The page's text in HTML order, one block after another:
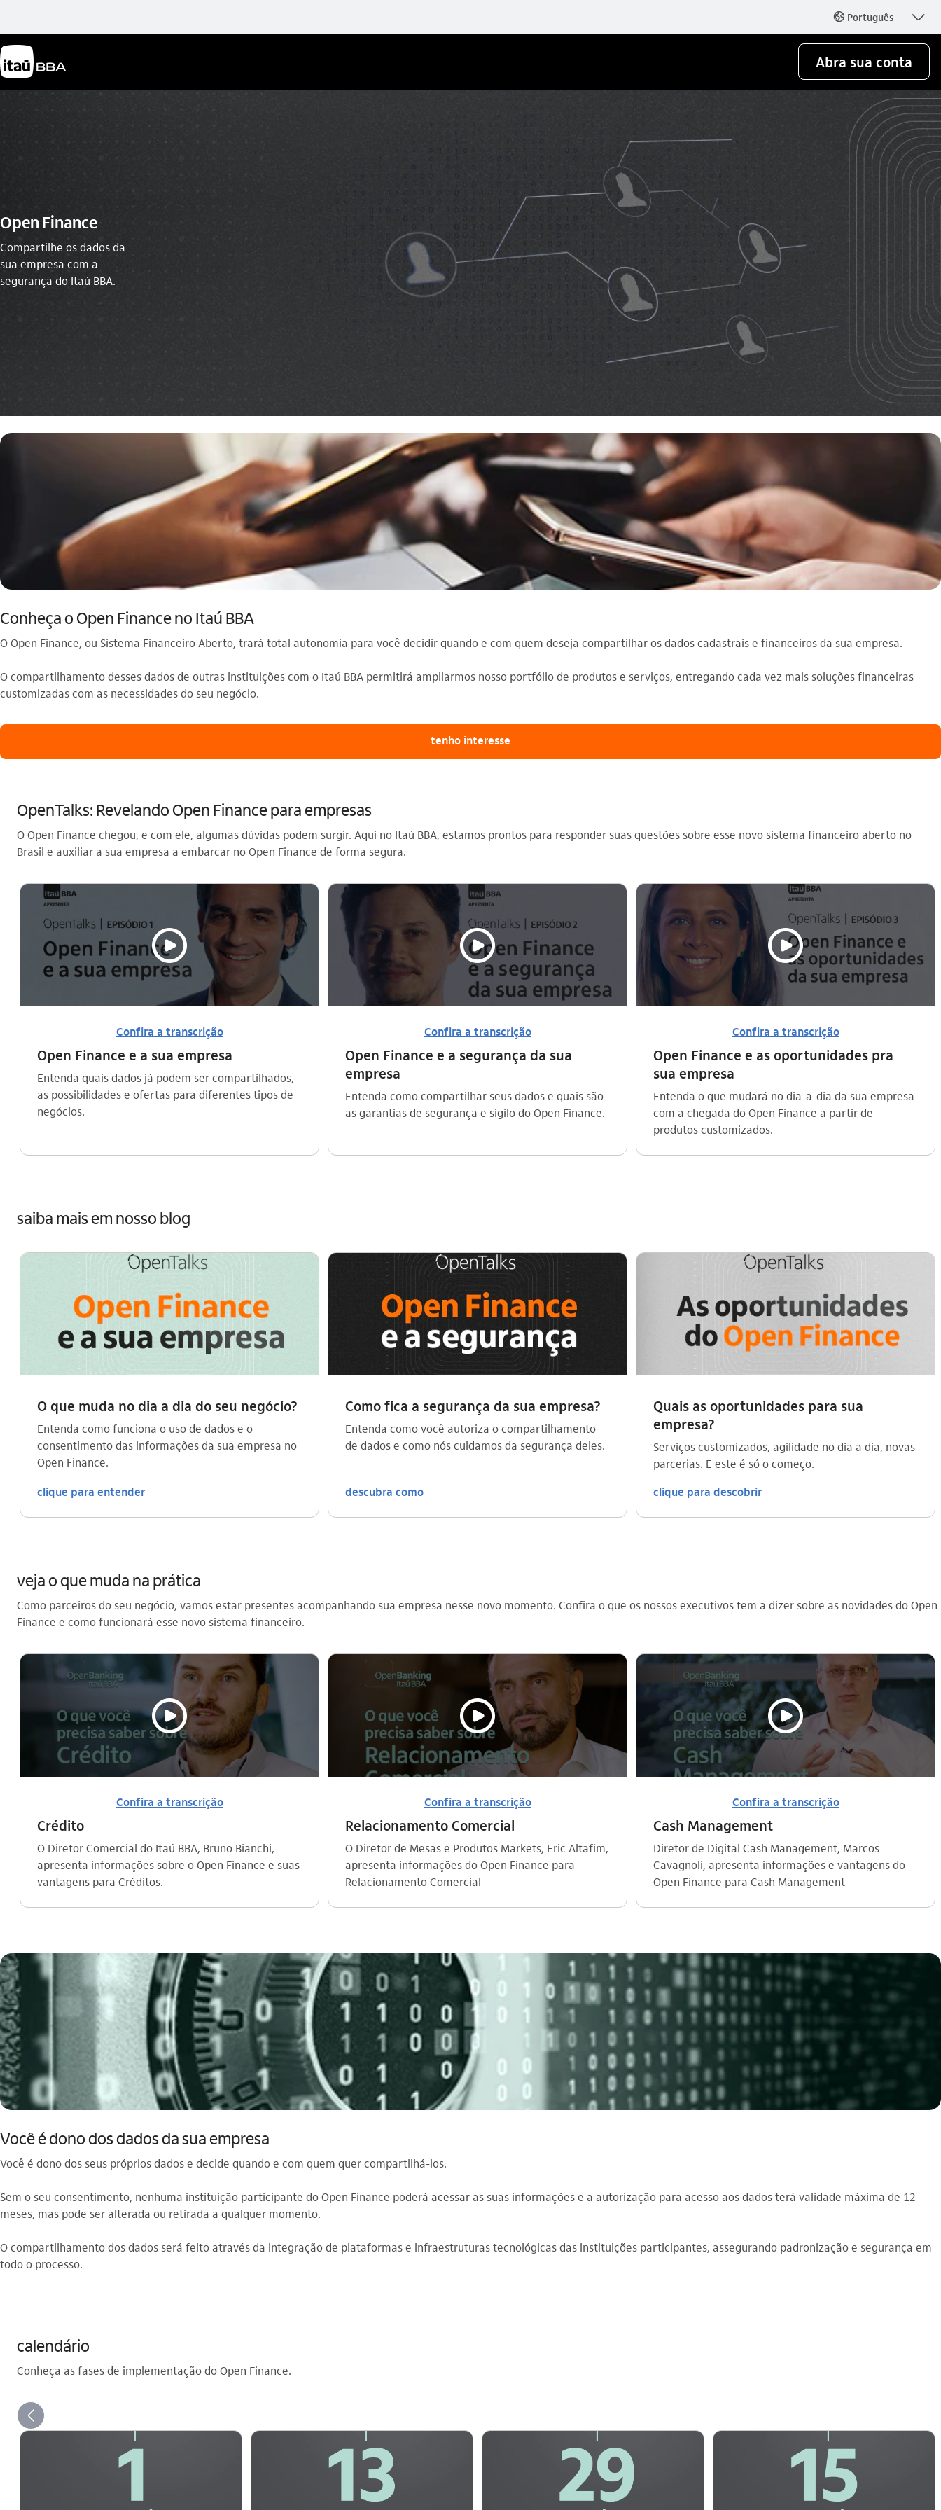
globo_outline Português seta_baixo
Abra sua conta
Open Finance
Compartilhe os dados da
sua empresa com a
segurança do Itaú BBA.
Conheça o Open Finance no Itaú BBA
O Open Finance, ou Sistema Financeiro Aberto, trará total autonomia para você decidir quando e com quem deseja compartilhar os dados cadastrais e financeiros da sua empresa.
O compartilhamento desses dados de outras instituições com o Itaú BBA permitirá ampliarmos nosso portfólio de produtos e serviços, entregando cada vez mais soluções financeiras
customizadas com as necessidades do seu negócio.
tenho interesse
OpenTalks: Revelando Open Finance para empresas
O Open Finance chegou, e com ele, algumas dúvidas podem surgir. Aqui no Itaú BBA, estamos prontos para responder suas questões sobre esse novo sistema financeiro aberto no
Brasil e auxiliar a sua empresa a embarcar no Open Finance de forma segura.
video_outline
Confira a transcrição
Open Finance e a sua empresa
Entenda quais dados já podem ser compartilhados,
as possibilidades e ofertas para diferentes tipos de
negócios.
video_outline
Confira a transcrição
Open Finance e a segurança da sua
empresa
Entenda como compartilhar seus dados e quais são
as garantias de segurança e sigilo do Open Finance.
video_outline
Confira a transcrição
Open Finance e as oportunidades pra
sua empresa
Entenda o que mudará no dia-a-dia da sua empresa
com a chegada do Open Finance a partir de
produtos customizados.
saiba mais em nosso blog
O que muda no dia a dia do seu negócio?
Entenda como funciona o uso de dados e o
consentimento das informações da sua empresa no
Open Finance.
clique para entender
Como fica a segurança da sua empresa?
Entenda como você autoriza o compartilhamento
de dados e como nós cuidamos da segurança deles.
descubra como
Quais as oportunidades para sua
empresa?
Serviços customizados, agilidade no dia a dia, novas
parcerias. E este é só o começo.
clique para descobrir
veja o que muda na prática
Como parceiros do seu negócio, vamos estar presentes acompanhando sua empresa nesse novo momento. Confira o que os nossos executivos tem a dizer sobre as novidades do Open
Finance e como funcionará esse novo sistema financeiro.
video_outline
Confira a transcrição
Crédito
O Diretor Comercial do Itaú BBA, Bruno Bianchi,
apresenta informações sobre o Open Finance e suas
vantagens para Créditos.
video_outline
Confira a transcrição
Relacionamento Comercial
O Diretor de Mesas e Produtos Markets, Eric Altafim,
apresenta informações do Open Finance para
Relacionamento Comercial
video_outline
Confira a transcrição
Cash Management
Diretor de Digital Cash Management, Marcos
Cavagnoli, apresenta informações e vantagens do
Open Finance para Cash Management
Você é dono dos dados da sua empresa
Você é dono dos seus próprios dados e decide quando e com quem quer compartilhá-los.
Sem o seu consentimento, nenhuma instituição participante do Open Finance poderá acessar as suas informações e a autorização para acesso aos dados terá validade máxima de 12
meses, mas pode ser alterada ou retirada a qualquer momento.
O compartilhamento dos dados será feito através da integração de plataformas e infraestruturas tecnológicas das instituições participantes, assegurando padronização e segurança em
todo o processo.
calendário
Conheça as fases de implementação do Open Finance.
seta_esquerda